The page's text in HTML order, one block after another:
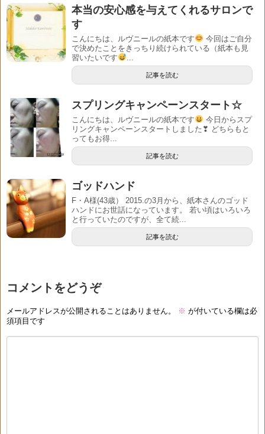
本当の安心感を与えてくれるサロンで
す
こんにちは、ルヴニールの紙本です
今回はご自分
で決めたことをきっちり続けられている（紙本も見
習いたいです
記事を読む
スプリングキャンペーンスタート☆
こんにちは、ルヴニールの紙本です
今日からスプ
リングキャンペーンスタートしました❣ どちらもと
ってもお得...
記事を読む
ゴッドハンド
F・A様(43歳） 2015.の3月から、紙本さんのゴッド
ハンドにお世話になっています。 若い頃はいろいろ
と行っていたのですが、全て続...
記事を読む
コメントをどうぞ
メールアドレスが公開されることはありません。 ※ が付いている欄は必
須項目です